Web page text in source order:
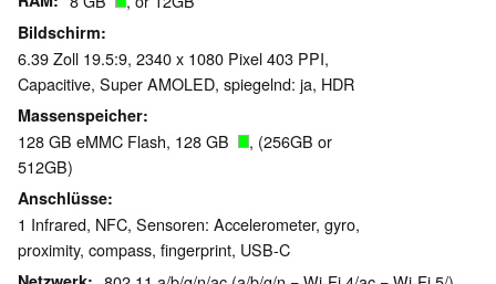
Bildschirm
6.39 Zoll 19.5:9, 2340 x 1080 Pixel 403 PPI,
Capacitive, Super AMOLED, spiegelnd: ja, HDR
Massenspeicher
128 GB eMMC Flash, 128 GB
, (256GB or
512GB)
Anschlüsse
1 Infrared, NFC, Sensoren: Accelerometer, gyro,
proximity, compass, fingerprint, USB-C